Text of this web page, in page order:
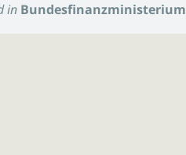
in Bundesfinanzministerium